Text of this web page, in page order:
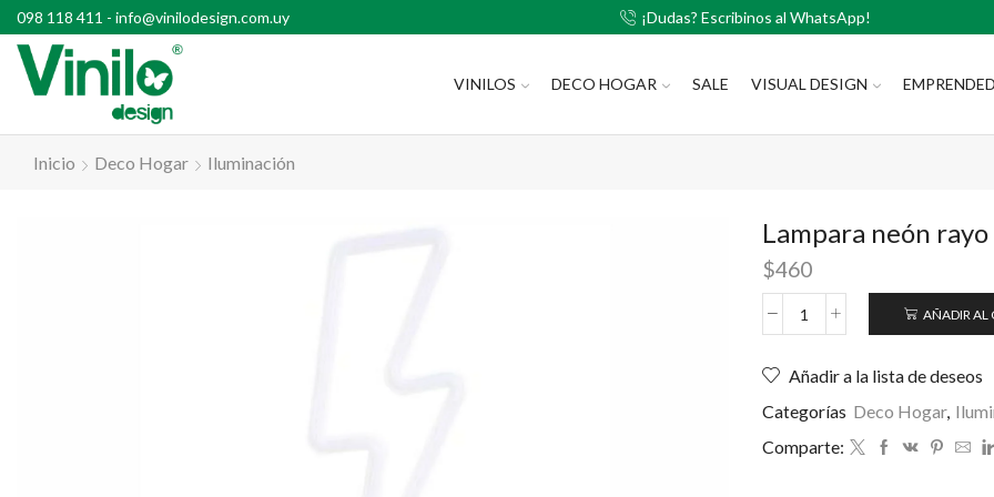
098 118 411 - info@vinilodesign.com.uy
con compras superiores a $2500 ¡Dudas? Escribinos al WhatsApp!
VINILOS DECO HOGAR SALE VISUAL DESIGN
Inicio Deco Hogar Iluminación
Lampara neón rayo
$460
AÑADIR AL
Añadir a la lista de deseos
Categorías Deco Hogar,
Comparte: